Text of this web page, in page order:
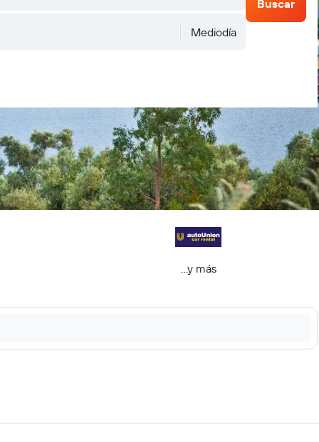
Mediodía
Buscar
...y más